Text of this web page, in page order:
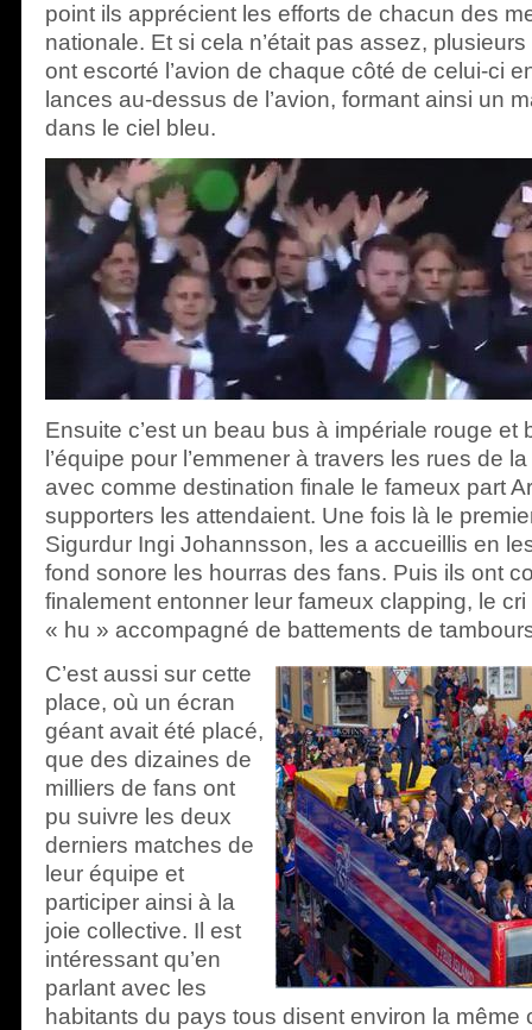
point ils apprécient les efforts de chacun des
nationale. Et si cela n’était pas assez,
ont escorté l’avion de chaque côté de celui-ci
lances au-dessus de l’avion, formant ainsi un
dans le ciel bleu.
Ensuite c’est un beau bus à impériale rouge et
l’équipe pour l’emmener à travers les rues de
avec comme destination finale le fameux part
supporters les attendaient. Une fois là le
Sigurdur Ingi Johannsson, les a accueillis en
fond sonore les hourras des fans. Puis ils ont
finalement entonner leur fameux clapping, le
« hu » accompagné de battements de
C’est aussi sur cette
place, où un écran
géant avait été placé,
que des dizaines de
milliers de fans ont
pu suivre les deux
derniers matches de
leur équipe et
participer ainsi à la
joie collective. Il est
intéressant qu’en
parlant avec les
habitants du pays tous disent environ la même